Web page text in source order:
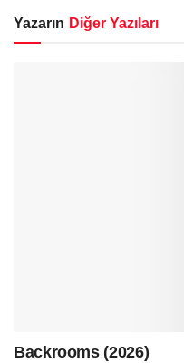
Yazarın Diğer Yazıları
Backrooms (2026)